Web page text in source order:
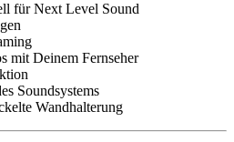
für Next Level Sound
mit Deinem Fernseher
Soundsystems
Wandhalterung